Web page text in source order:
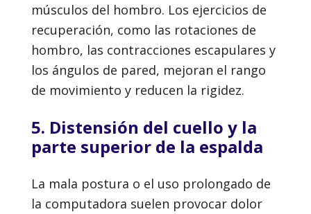
músculos del hombro. Los ejercicios de
recuperación, como las rotaciones de
hombro, las contracciones escapulares y
los ángulos de pared, mejoran el rango
de movimiento y reducen la rigidez.
5. Distensión del cuello y la
parte superior de la espalda
La mala postura o el uso prolongado de
la computadora suelen provocar dolor